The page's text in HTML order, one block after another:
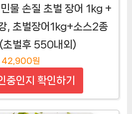
물 손질 초벌 장어 1kg +
, 초벌장어1kg+소스2종
초벌후 550내외)
42,900원
중인지 확인하기